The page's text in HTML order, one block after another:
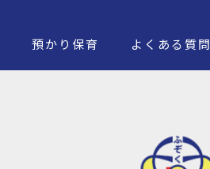
預かり保育 よくある質問